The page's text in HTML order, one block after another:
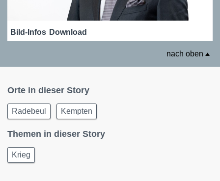
Bild-Infos Download
nach oben
Orte in dieser Story
Radebeul Kempten
Themen in dieser Story
Krieg